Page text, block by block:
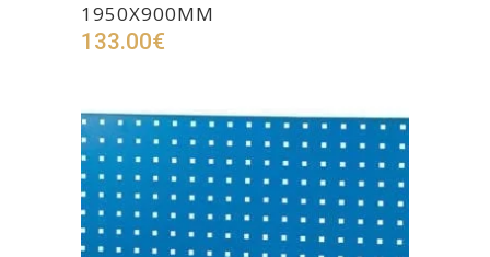
1950X900MM
133.00€